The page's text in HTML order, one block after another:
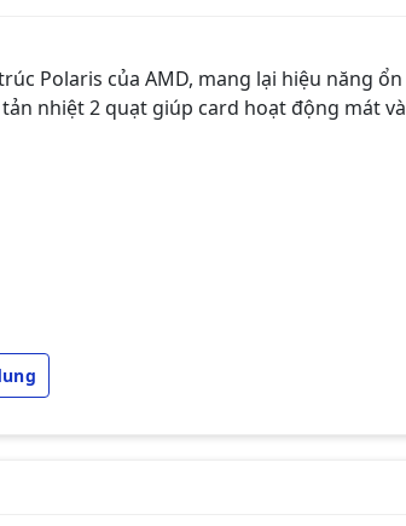
Polaris của AMD, mang lại hiệu năng ổn
nhiệt 2 quạt giúp card hoạt động mát và